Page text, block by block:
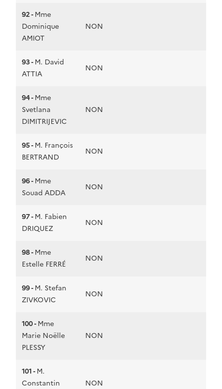
92 -Mme
Dominique
AMIOT
NON
93 -M. David
ATTIA
NON
94 -Mme
Svetlana
DIMITRIJEVIC
NON
95 -M. François
BERTRAND
NON
96 -Mme
Souad ADDA
NON
97 -M. Fabien
DRIQUEZ
NON
98 -Mme
Estelle FERRÉ
NON
99 -M. Stefan
ZIVKOVIC
NON
100 -Mme
Marie Noëlle
PLESSY
NON
101 -M.
Constantin
NON